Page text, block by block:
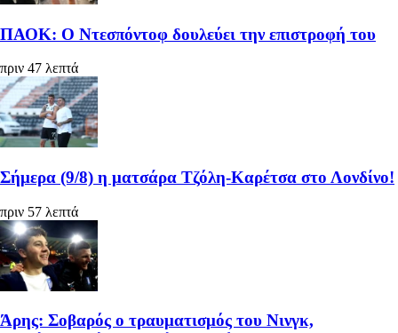
ΠΑΟΚ: Ο Ντεσπόντοφ δουλεύει την επιστροφή του
πριν 47 λεπτά
Σήμερα (9/8) η ματσάρα Τζόλη-Καρέτσα στο Λονδίνο!
πριν 57 λεπτά
Άρης: Σοβαρός ο τραυματισμός του Νινγκ,